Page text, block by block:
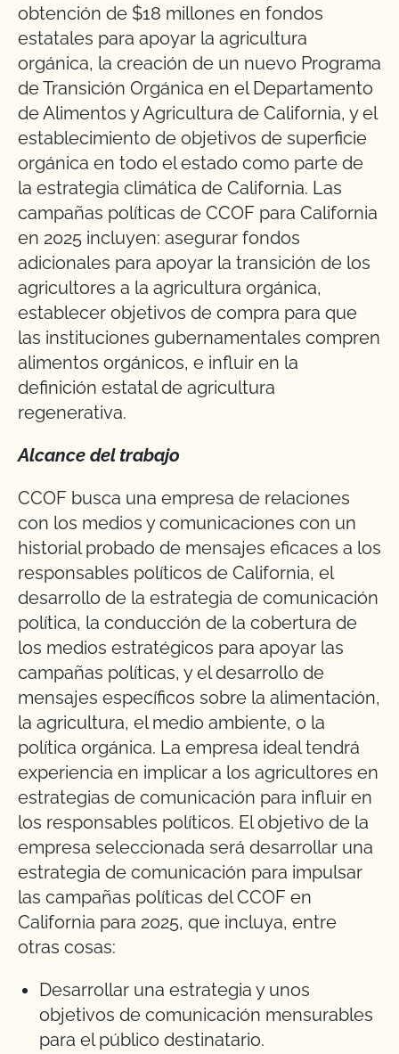
obtención de $18 millones en fondos
estatales para apoyar la agricultura
orgánica, la creación de un nuevo Programa
de Transición Orgánica en el Departamento
de Alimentos y Agricultura de California, y el
establecimiento de objetivos de superficie
orgánica en todo el estado como parte de
la estrategia climática de California. Las
campañas políticas de CCOF para California
en 2025 incluyen: asegurar fondos
adicionales para apoyar la transición de los
agricultores a la agricultura orgánica,
establecer objetivos de compra para que
las instituciones gubernamentales compren
alimentos orgánicos, e influir en la
definición estatal de agricultura
regenerativa.
Alcance del trabajo
CCOF busca una empresa de relaciones
con los medios y comunicaciones con un
historial probado de mensajes eficaces a los
responsables políticos de California, el
desarrollo de la estrategia de comunicación
política, la conducción de la cobertura de
los medios estratégicos para apoyar las
campañas políticas, y el desarrollo de
mensajes específicos sobre la alimentación,
la agricultura, el medio ambiente, o la
política orgánica. La empresa ideal tendrá
experiencia en implicar a los agricultores en
estrategias de comunicación para influir en
los responsables políticos. El objetivo de la
empresa seleccionada será desarrollar una
estrategia de comunicación para impulsar
las campañas políticas del CCOF en
California para 2025, que incluya, entre
otras cosas:
Desarrollar una estrategia y unos
objetivos de comunicación mensurables
para el público destinatario.